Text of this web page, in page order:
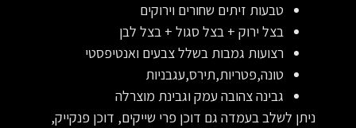
טבעות זיתים שחורים וירוקים
בצל ירוק + בצל סגול + בצל לבן
רצועות גמבות בשלל צבעים ואנטיפסטי
טונה,פטריות,תירס,עגבניות
גבינה צהובה עמק וגבינת מוצרלה
ניתן לשלב בעמדה גם דוכן פרי שייקים, דוכן פנקייק,